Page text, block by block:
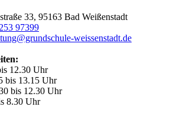
33, 95163 Bad Weißenstadt
97399
weissenstadt.de
12.30 Uhr
bis 13.15 Uhr
bis 12.30 Uhr
8.30 Uhr